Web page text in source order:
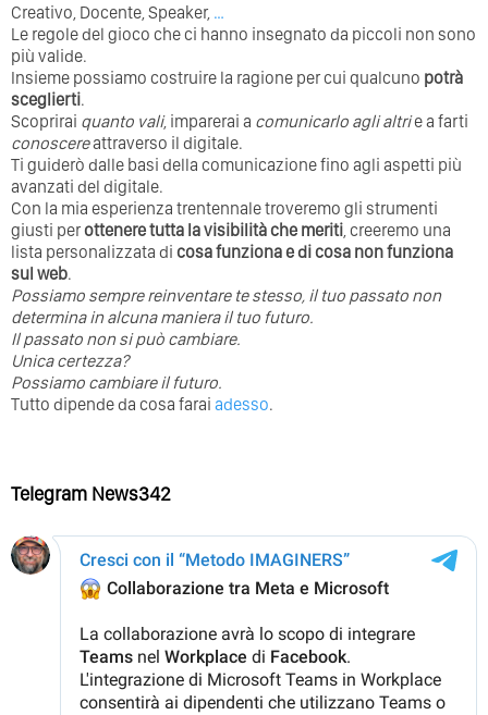
Creativo, Docente, Speaker, …
Le regole del gioco che ci hanno insegnato da piccoli non sono
più valide.
Insieme possiamo costruire la ragione per cui qualcuno potrà
sceglierti.
Scoprirai quanto vali, imparerai a comunicarlo agli altrie a farti
conoscereattraverso il digitale.
Ti guiderò dalle basi della comunicazione fino agli aspetti più
avanzati del digitale.
Con la mia esperienza trentennale troveremo gli strumenti
giusti perottenere tutta la visibilità che meriti, creeremo una
lista personalizzata di cosa funziona e di cosa non funziona
sul web.
Possiamo sempre reinventare te stesso, il tuo passato non
determina in alcuna maniera il tuo futuro. ⁣
⁣Il passato non si può cambiare.
Unica certezza?
Possiamo cambiare il futuro.
Tutto dipende da cosa farai adesso.
Telegram News342